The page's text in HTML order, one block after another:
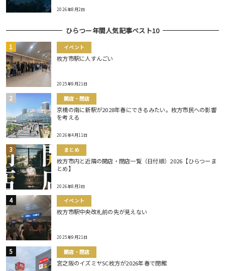
2026年8月2日
ひらつー年間人気記事ベスト10
イベント
枚方市駅に人すんごい
2025年9月21日
開店・閉店
京橋の南に新駅が2028年春にできるみたい。枚方市民への影響
を考える
2026年4月11日
まとめ
枚方市内と近隣の開店・閉店一覧（日付順）2026【ひらつーま
とめ】
2026年8月3日
イベント
枚方市駅中央改札前の先が見えない
2025年9月21日
開店・閉店
宮之阪のイズミヤSC枚方が2026年春で閉館